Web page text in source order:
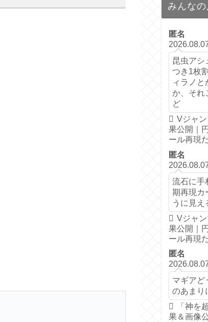
みんなの
匿名
昆虫アシ
つき1枚
ィラノと
か、それ
ど
Vジャ
果公開｜
ール再現
匿名
流石に手
期再現カ
うに見え
Vジャ
果公開｜
ール再現
匿名
マギアど
のあまり
「神を
果＆画像